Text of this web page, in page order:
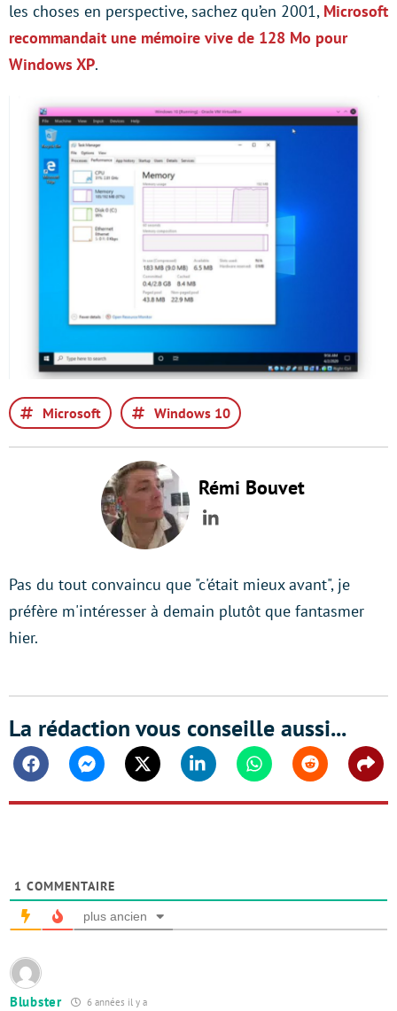
les choses en perspective, sachez qu’en 2001, Microsoft
recommandait une mémoire vive de 128 Mo pour
Windows XP.
Microsoft Windows 10
Rémi Bouvet
LinkedIn
Pas du tout convaincu que "c'était mieux avant", je
préfère m'intéresser à demain plutôt que fantasmer
hier.
La rédaction vous conseille aussi...
FacebookMessengerTwitter Linkedin WhatsappReddit
1 COMMENTAIRE
plus ancien
Blubster 6 années il y a